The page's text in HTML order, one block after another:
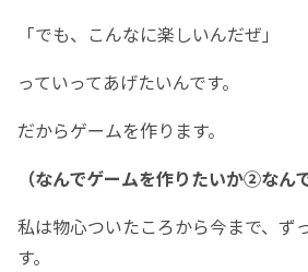
「でも、こんなに楽しいんだぜ」
っていってあげたいんです。
だからゲームを作ります。
（なんでゲームを作りたいか②なん
私は物心ついたころから今まで、ず
す。